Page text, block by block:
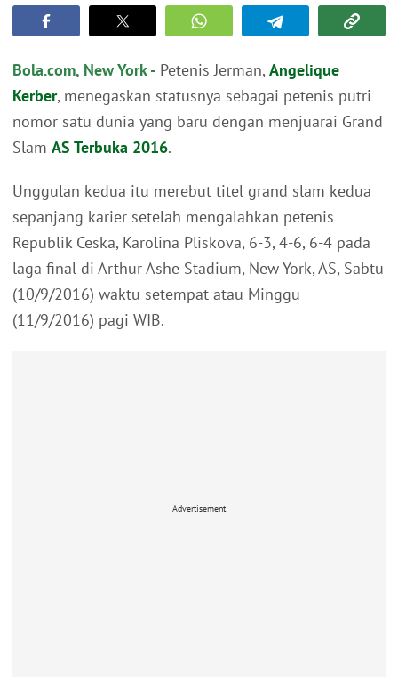
Bola.com, New York - Petenis Jerman, Angelique
Kerber, menegaskan statusnya sebagai petenis putri
nomor satu dunia yang baru dengan menjuarai Grand
Slam AS Terbuka 2016.
Unggulan kedua itu merebut titel grand slam kedua
sepanjang karier setelah mengalahkan petenis
Republik Ceska, Karolina Pliskova, 6-3, 4-6, 6-4 pada
laga final di Arthur Ashe Stadium, New York, AS, Sabtu
(10/9/2016) waktu setempat atau Minggu
(11/9/2016) pagi WIB.
Advertisement